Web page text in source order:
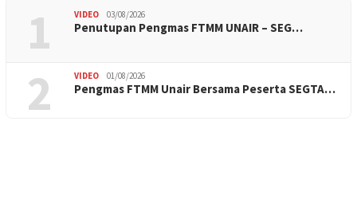
1 VIDEO 03/08/2026
Penutupan Pengmas FTMM UNAIR – SEG…
2 VIDEO 01/08/2026
Pengmas FTMM Unair Bersama Peserta SEGTA…